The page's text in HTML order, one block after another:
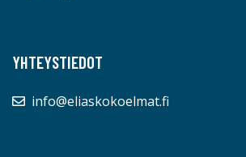
YHTEYSTIEDOT
info@eliaskokoelmat.fi